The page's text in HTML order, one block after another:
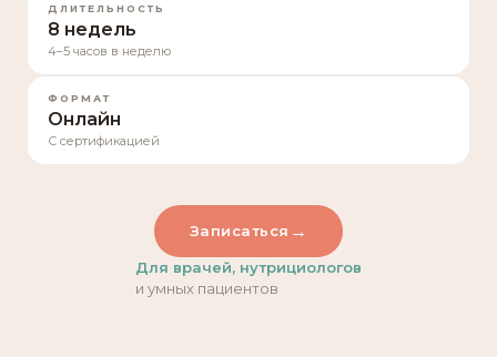
ДЛИТЕЛЬНОСТЬ
8 недель
4–5 часов в неделю
ФОРМАТ
Онлайн
С сертификацией
Записаться →
Для врачей, нутрициологов
и умных пациентов